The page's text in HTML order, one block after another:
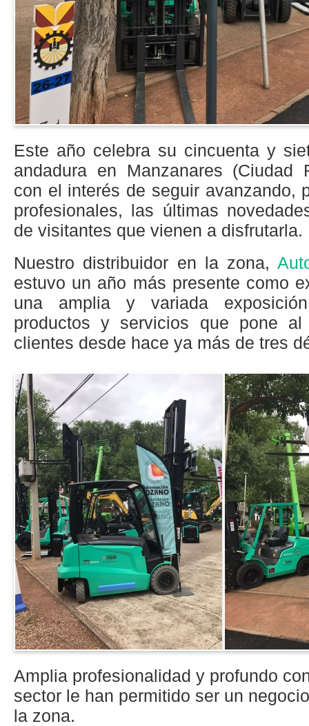
Este año celebra su cincuenta y
andadura en Manzanares (Ciudad
con el interés de seguir avanzando,
profesionales, las últimas
de visitantes que vienen a disfrutarla.
Nuestro distribuidor en la zona,
estuvo un año más presente como
una amplia y variada
productos y servicios que pone
clientes desde hace ya más de tres
Amplia profesionalidad y profundo
sector le han permitido ser un
la zona.